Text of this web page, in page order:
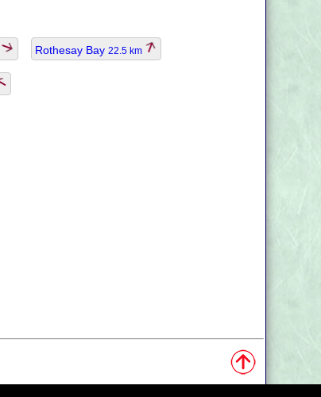
Rothesay Bay 22.5 km